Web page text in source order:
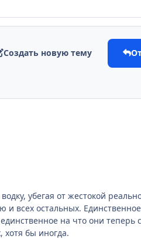
Создать новую тему
убегая от жестокой
и всех остальных.
на что они теперь
хотя бы иногда.